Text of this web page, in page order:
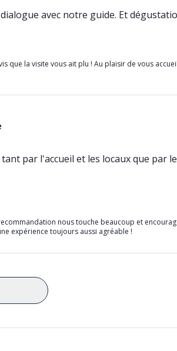
avec notre guide. Et
que la visite vous ait plu ! Au plaisir de vous
par l'accueil et les locaux que par
nous touche beaucoup et
expérience toujours aussi agréable !